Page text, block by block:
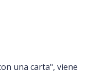
una carta", viene